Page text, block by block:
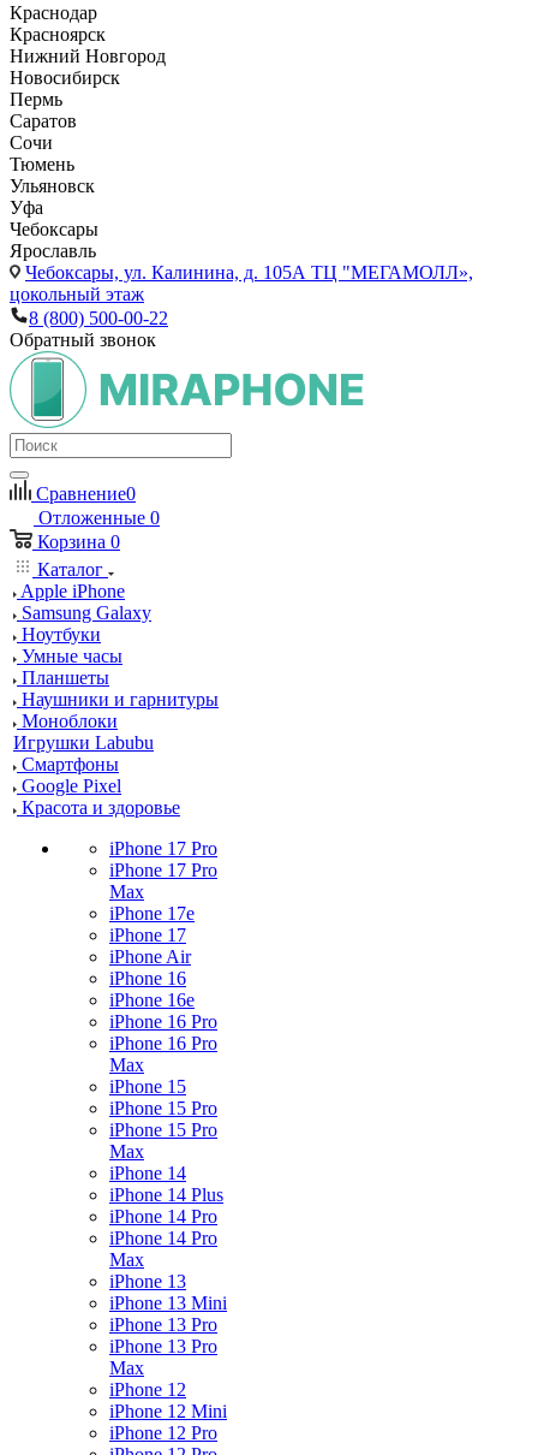
Краснодар
Красноярск
Нижний Новгород
Новосибирск
Пермь
Саратов
Сочи
Тюмень
Ульяновск
Уфа
Чебоксары
Ярославль
Чебоксары, ул. Калинина, д. 105А ТЦ "МЕГАМОЛЛ»,
цокольный этаж
8 (800) 500-00-22
Обратный звонок
Сравнение0
Отложенные 0
Корзина 0
Каталог
Apple iPhone
Samsung Galaxy
Ноутбуки
Умные часы
Планшеты
Наушники и гарнитуры
Моноблоки
Игрушки Labubu
Смартфоны
Google Pixel
Красота и здоровье
iPhone 17 Pro
iPhone 17 Pro
Max
iPhone 17e
iPhone 17
iPhone Air
iPhone 16
iPhone 16e
iPhone 16 Pro
iPhone 16 Pro
Max
iPhone 15
iPhone 15 Pro
iPhone 15 Pro
Max
iPhone 14
iPhone 14 Plus
iPhone 14 Pro
iPhone 14 Pro
Max
iPhone 13
iPhone 13 Mini
iPhone 13 Pro
iPhone 13 Pro
Max
iPhone 12
iPhone 12 Mini
iPhone 12 Pro